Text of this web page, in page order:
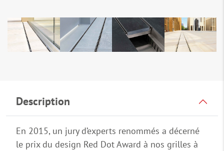
Description
En 2015, un jury d’experts renommés a décerné
le prix du design Red Dot Award à nos grilles à